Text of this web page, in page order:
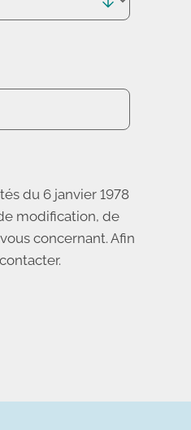
du 6 janvier 1978
modification, de
concernant. Afin